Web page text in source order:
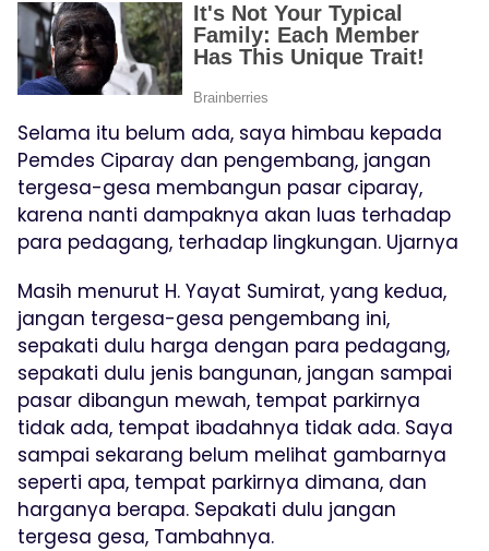
Selama itu belum ada, saya himbau kepada
Pemdes Ciparay dan pengembang, jangan
tergesa-gesa membangun pasar ciparay,
karena nanti dampaknya akan luas terhadap
para pedagang, terhadap lingkungan. Ujarnya
Masih menurut H. Yayat Sumirat, yang kedua,
jangan tergesa-gesa pengembang ini,
sepakati dulu harga dengan para pedagang,
sepakati dulu jenis bangunan, jangan sampai
pasar dibangun mewah, tempat parkirnya
tidak ada, tempat ibadahnya tidak ada. Saya
sampai sekarang belum melihat gambarnya
seperti apa, tempat parkirnya dimana, dan
harganya berapa. Sepakati dulu jangan
tergesa gesa, Tambahnya.